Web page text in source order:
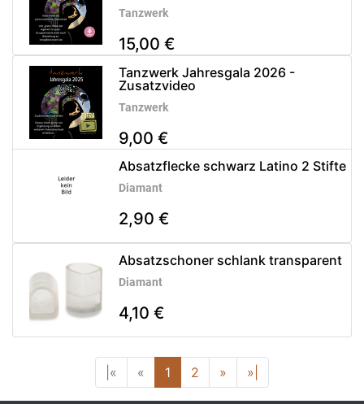
Tanzwerk
15,00 €
Tanzwerk Jahresgala 2026 -
Zusatzvideo
Tanzwerk
9,00 €
Absatzflecke schwarz Latino 2 Stifte
Diamant
2,90 €
Absatzschoner schlank transparent
Diamant
4,10 €
|« « 1 2 » »|